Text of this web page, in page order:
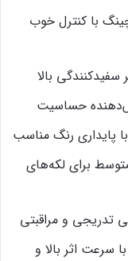
با کنترل خوب
سفیدکنندگی بالا
حساسیت
پایداری رنگ مناسب
متوسط برای لکه‌های
تدریجی و مراقبتی
اثر بالا و